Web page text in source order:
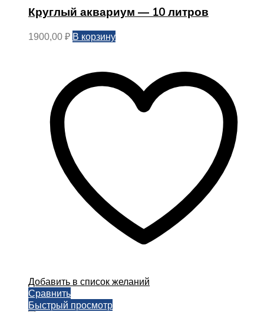
Круглый аквариум — 10 литров
1900,00 ₽ В корзину
Добавить в список желаний
Сравнить
Быстрый просмотр